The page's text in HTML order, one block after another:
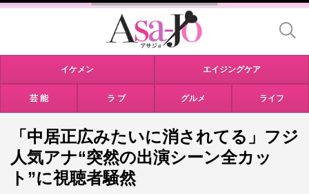
イケメン エイジングケア
芸 能 ラ ブ グルメ ライフ
「中居正広みたいに消されてる」フジ
人気アナ“突然の出演シーン全カッ
ト”に視聴者騒然